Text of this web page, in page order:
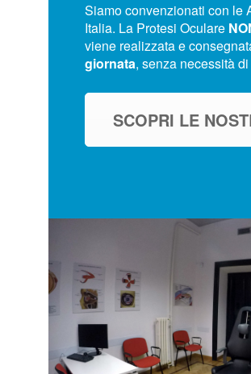
Siamo convenzionati con le
Italia. La Protesi Oculare
viene realizzata e
giornata, senza necessità
SCOPRI LE